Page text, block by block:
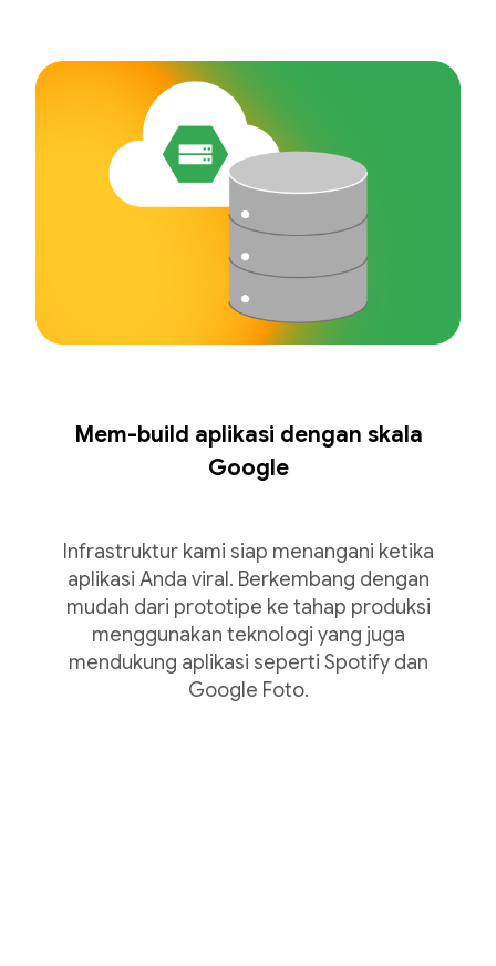
Mem-build aplikasi dengan skala
Google
Infrastruktur kami siap menangani ketika
aplikasi Anda viral. Berkembang dengan
mudah dari prototipe ke tahap produksi
menggunakan teknologi yang juga
mendukung aplikasi seperti Spotify dan
Google Foto.